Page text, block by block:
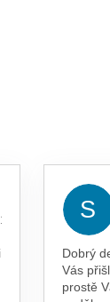
obchodu je 5 z 5
13.7.2026 S
Dobrý
Vás
prostě